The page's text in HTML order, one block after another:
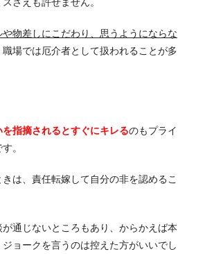
物差しにこだわり、思うようにならな
職場では厄介者として扱われることが多
を指摘されるとすぐにキレるのもプライ
。
きは、責任転嫁して自分の非を認めるこ
通じないところもあり、からかえば本
ョークを言うのは控えた方がいいでし